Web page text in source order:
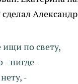
ищи по свету,
- нигде -
-